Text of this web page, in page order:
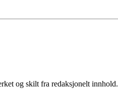
og skilt fra redaksjonelt innhold.